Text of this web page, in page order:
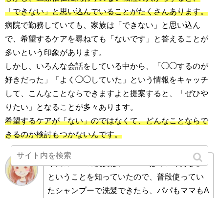
「できない」と思い込んでいることがたくさんあります。
病院で勤務していても、家族は「できない」と思い込ん
で、希望するケアを尋ねても「ないです」と答えることが
多いという印象があります。
しかし、いろんな会話をしている中から、「◯◯するのが
好きだった」「よく◯◯していた」という情報をキャッチ
して、こんなことならできますよと提案すると、「ぜひや
りたい」となることが多々あります。
希望するケアが「ない」のではなくて、どんなことならで
きるのか検討もつかないんです。
今回のパパの洗髪は、「パパはキレイ好き」
ということを知っていたので、普段使ってい
たシャンプーで洗髪できたら、パパもママもA